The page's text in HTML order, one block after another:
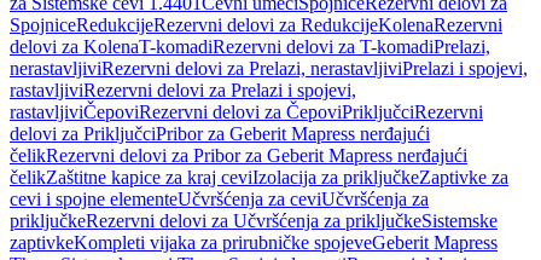
SpojniceRedukcijeRezervni delovi za RedukcijeKolenaRezervni
delovi za KolenaT-komadiRezervni delovi za T-komadiPrelazi,
nerastavljiviRezervni delovi za Prelazi, nerastavljiviPrelazi i spojevi,
rastavljiviRezervni delovi za Prelazi i spojevi,
rastavljiviČepoviRezervni delovi za ČepoviPriključciRezervni
delovi za PriključciPribor za Geberit Mapress nerđajući
čelikRezervni delovi za Pribor za Geberit Mapress nerđajući
čelikZaštitne kapice za kraj ceviIzolacija za priključkeZaptivke za
cevi i spojne elementeUčvršćenja za ceviUčvršćenja za
priključkeRezervni delovi za Učvršćenja za priključkeSistemske
zaptivkeKompleti vijaka za prirubničke spojeveGeberit Mapress